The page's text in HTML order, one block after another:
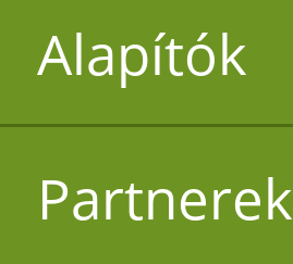
Alapítók
Partnerek